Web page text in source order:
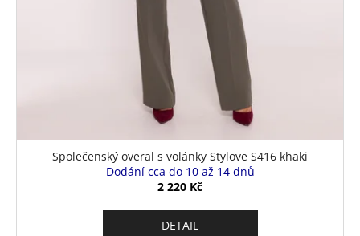
Společenský overal s volánky Stylove S416 khaki
Dodání cca do 10 až 14 dnů
2 220 Kč
DETAIL